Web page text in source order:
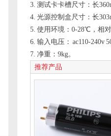
3. 测试卡卡槽尺寸：长
4. 光源控制盒尺寸：长
5. 使用环境：0-28℃，相
6. 输入电压： ac110-240v
7. 净重：9kg。
推荐产品